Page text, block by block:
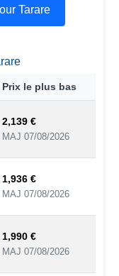
Tarare
Prix le plus bas
2,139 €
MAJ 07/08/2026
1,936 €
MAJ 07/08/2026
1,990 €
MAJ 07/08/2026